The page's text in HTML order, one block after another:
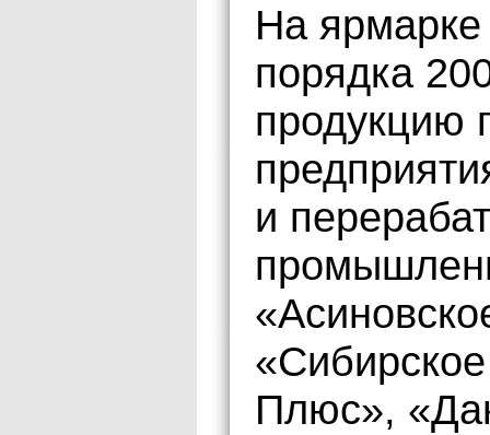
На ярмарке
порядка
продукцию
и
Плюс»,